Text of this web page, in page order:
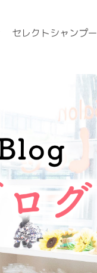
セレクトシャンプー